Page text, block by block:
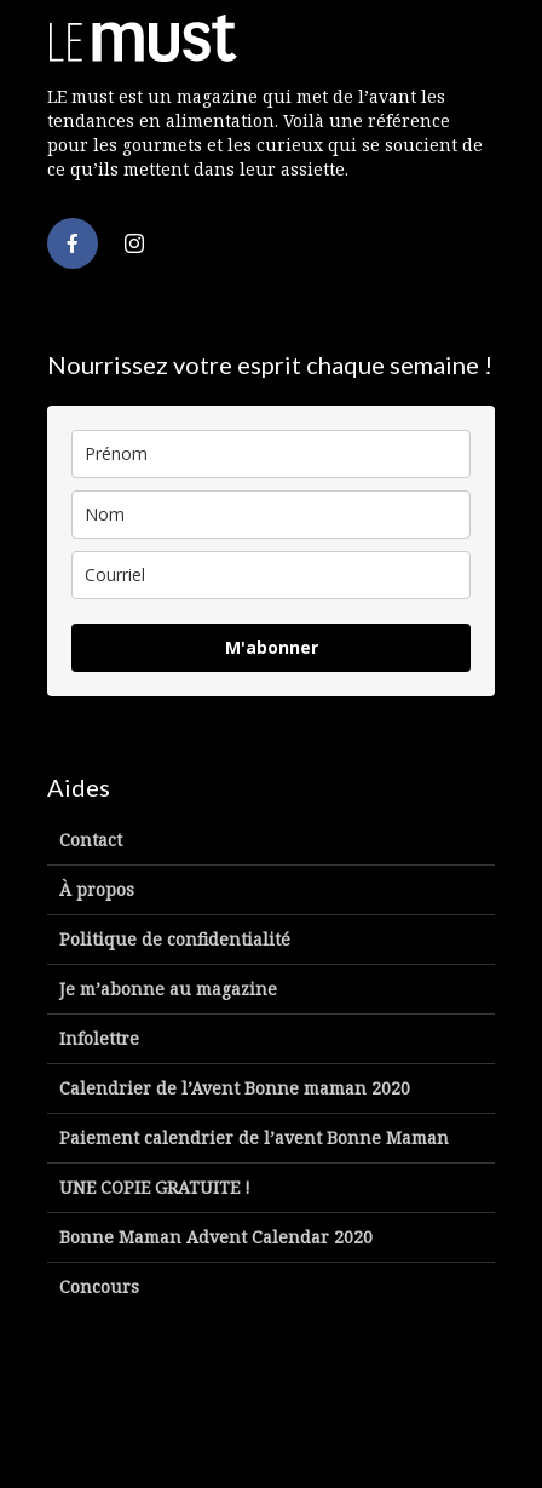
LE must est un magazine qui met de l’avant les
tendances en alimentation. Voilà une référence
pour les gourmets et les curieux qui se soucient de
ce qu’ils mettent dans leur assiette.
Nourrissez votre esprit chaque semaine !
M'abonner
Aides
Contact
À propos
Politique de confidentialité
Je m’abonne au magazine
Infolettre
Calendrier de l’Avent Bonne maman 2020
Paiement calendrier de l’avent Bonne Maman
UNE COPIE GRATUITE !
Bonne Maman Advent Calendar 2020
Concours